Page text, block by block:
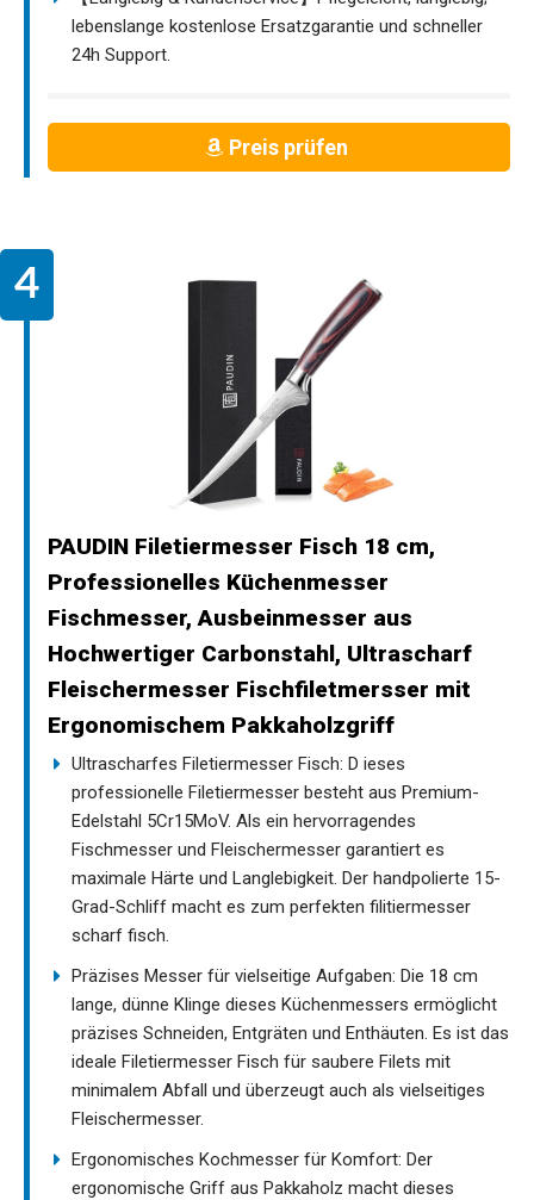
lebenslange kostenlose Ersatzgarantie und schneller
24h Support.
Preis prüfen
PAUDIN Filetiermesser Fisch 18 cm,
Professionelles Küchenmesser
Fischmesser, Ausbeinmesser aus
Hochwertiger Carbonstahl, Ultrascharf
Fleischermesser Fischfiletmersser mit
Ergonomischem Pakkaholzgriff
Ultrascharfes Filetiermesser Fisch: D ieses
professionelle Filetiermesser besteht aus Premium-
Edelstahl 5Cr15MoV. Als ein hervorragendes
Fischmesser und Fleischermesser garantiert es
maximale Härte und Langlebigkeit. Der handpolierte 15-
Grad-Schliff macht es zum perfekten filitiermesser
scharf fisch.
Präzises Messer für vielseitige Aufgaben: Die 18 cm
lange, dünne Klinge dieses Küchenmessers ermöglicht
präzises Schneiden, Entgräten und Enthäuten. Es ist das
ideale Filetiermesser Fisch für saubere Filets mit
minimalem Abfall und überzeugt auch als vielseitiges
Fleischermesser.
Ergonomisches Kochmesser für Komfort: Der
ergonomische Griff aus Pakkaholz macht dieses